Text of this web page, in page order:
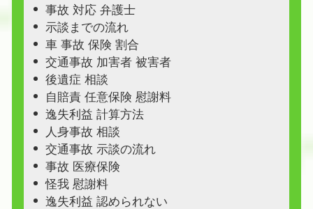
事故 対応 弁護士
示談までの流れ
車 事故 保険 割合
交通事故 加害者 被害者
後遺症 相談
自賠責 任意保険 慰謝料
逸失利益 計算方法
人身事故 相談
交通事故 示談の流れ
事故 医療保険
怪我 慰謝料
逸失利益 認められない